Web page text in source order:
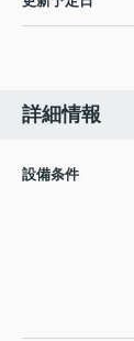
詳細情報
設備条件